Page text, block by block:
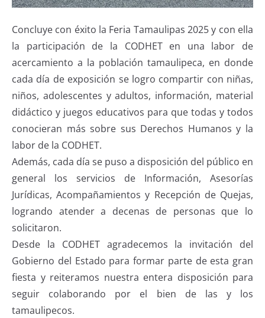
Concluye con éxito la Feria Tamaulipas 2025 y con ella
la participación de la CODHET en una labor de
acercamiento a la población tamaulipeca, en donde
cada día de exposición se logro compartir con niñas,
niños, adolescentes y adultos, información, material
didáctico y juegos educativos para que todas y todos
conocieran más sobre sus Derechos Humanos y la
labor de la CODHET.
Además, cada día se puso a disposición del público en
general los servicios de Información, Asesorías
Jurídicas, Acompañamientos y Recepción de Quejas,
logrando atender a decenas de personas que lo
solicitaron.
Desde la CODHET agradecemos la invitación del
Gobierno del Estado para formar parte de esta gran
fiesta y reiteramos nuestra entera disposición para
seguir colaborando por el bien de las y los
tamaulipecos.